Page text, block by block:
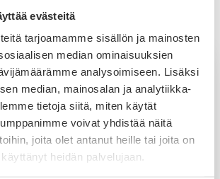
evästeitä
tarjoamamme sisällön ja mainosten
median ominaisuuksien
analysoimiseen. Lisäksi
median, mainosalan ja analytiikka-
tietoja siitä, miten käytät
voivat yhdistää näitä
joita olet antanut heille tai joita on
heidän palvelujaan.